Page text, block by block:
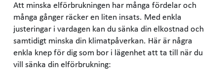
Att minska elförbrukningen har många fördelar och
många gånger räcker en liten insats. Med enkla
justeringar i vardagen kan du sänka din elkostnad och
samtidigt minska din klimatpåverkan. Här är några
enkla knep för dig som bor i lägenhet att ta till när du
vill sänka din elförbrukning: